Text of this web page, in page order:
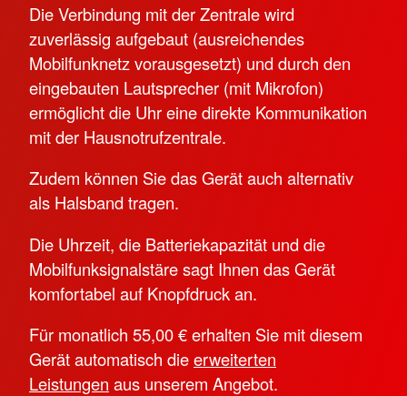
Die Verbindung mit der Zentrale wird
zuverlässig aufgebaut (ausreichendes
Mobilfunknetz vorausgesetzt) und durch den
eingebauten Lautsprecher (mit Mikrofon)
ermöglicht die Uhr eine direkte Kommunikation
mit der Hausnotrufzentrale.
Zudem können Sie das Gerät auch alternativ
als Halsband tragen.
Die Uhrzeit, die Batteriekapazität und die
Mobilfunksignalstäre sagt Ihnen das Gerät
komfortabel auf Knopfdruck an.
Für monatlich 55,00 € erhalten Sie mit diesem
Gerät automatisch dieerweiterten
Leistungen aus unserem Angebot.